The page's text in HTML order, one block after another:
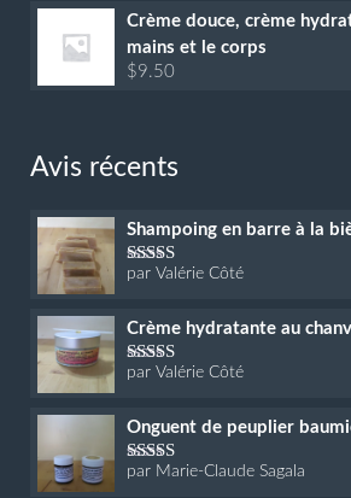
$5.50
à
$8.20
Crème douce, crème
mains et le corps
$9.50
Avis récents
Shampoing en barre à la
Note5sur 5
par Valérie Côté
Crème hydratante au
Note5sur 5
par Valérie Côté
Onguent de peuplier
Note5sur 5
par Marie-Claude Sagala